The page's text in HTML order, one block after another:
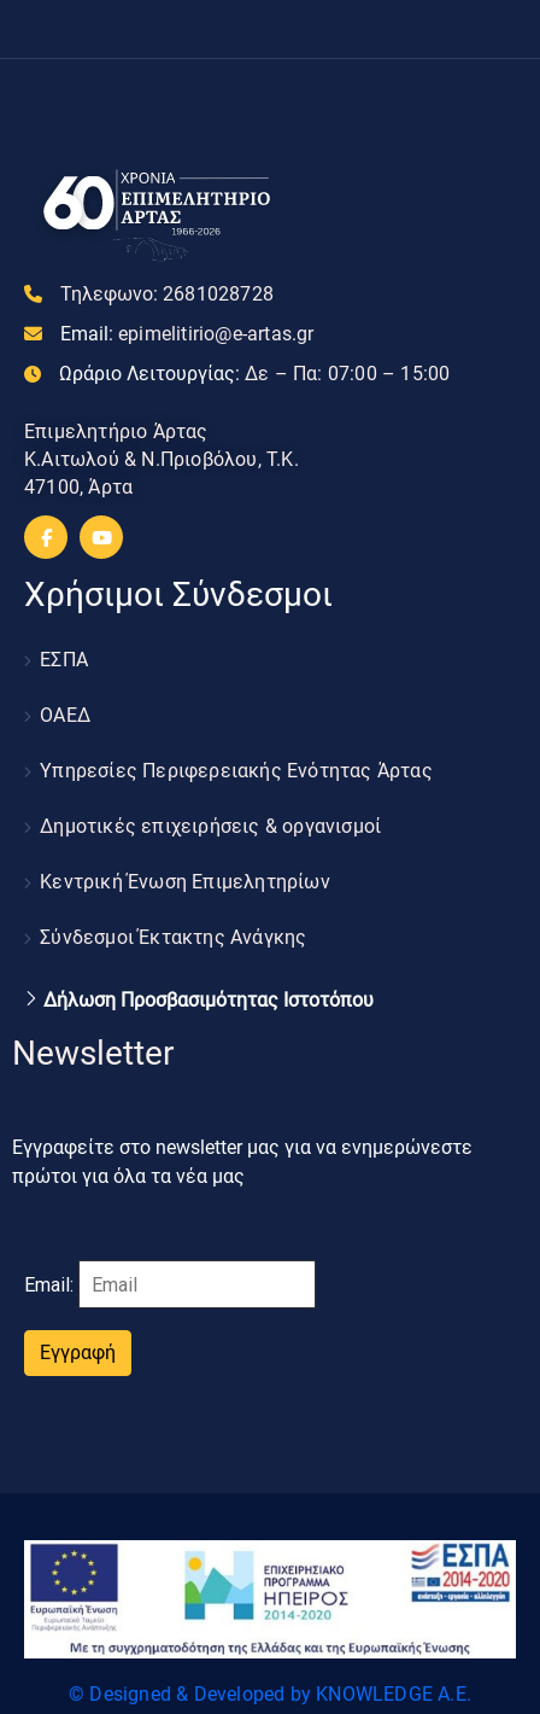
Τηλεφωνο: 2681028728
Email: epimelitirio@e-artas.gr
Ωράριο Λειτουργίας: Δε – Πα: 07:00 – 15:00
Επιμελητήριο Άρτας
Κ.Αιτωλού & Ν.Πριοβόλου, Τ.Κ.
47100, Άρτα
Χρήσιμοι Σύνδεσμοι
ΕΣΠΑ
ΟΑΕΔ
Υπηρεσίες Περιφερειακής Ενότητας Άρτας
Δημοτικές επιχειρήσεις & οργανισμοί
Κεντρική Ένωση Επιμελητηρίων
Σύνδεσμοι Έκτακτης Ανάγκης
Δήλωση Προσβασιμότητας Ιστοτόπου
Newsletter
Εγγραφείτε στο newsletter μας για να ενημερώνεστε
πρώτοι για όλα τα νέα μας
Email:
Εγγραφή
© Designed & Developed by KNOWLEDGE A.E.